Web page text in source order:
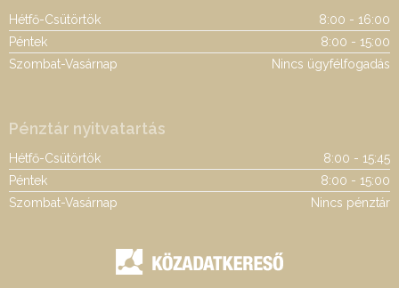
Hétfő-Csütörtök
8:00 - 16:00
Péntek
8:00 - 15:00
Szombat-Vasárnap
Nincs ügyfélfogadás
Pénztár nyitvatartás
Hétfő-Csütörtök
8:00 - 15:45
Péntek
8:00 - 15:00
Szombat-Vasárnap
Nincs pénztár